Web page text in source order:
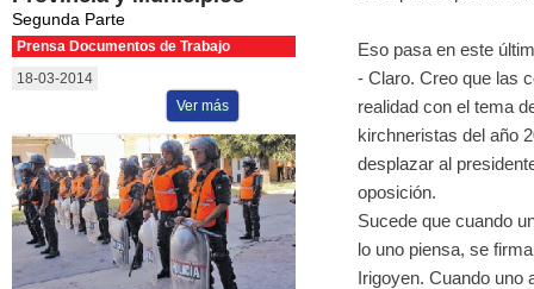
Segunda Parte
Prensa Documentos de Trabajo
18-03-2014
Ver más
Eso pasa en este
- Claro. Creo que las
realidad con el tema
kirchneristas del año
desplazar al
oposición.
Sucede que cuando
lo uno piensa, se
Irigoyen. Cuando uno